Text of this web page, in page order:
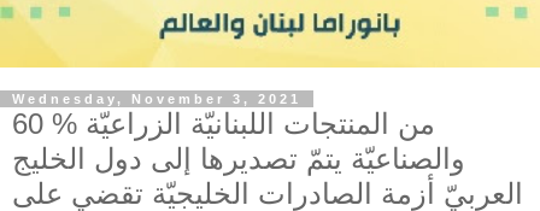
Wednesday, November 3, 2021
60 % من المنتجات اللبنانيّة الزراعيّة
والصناعيّة يتمّ تصديرها إلى دول الخليج
العربيّ أزمة الصادرات الخليجيّة تقضي على